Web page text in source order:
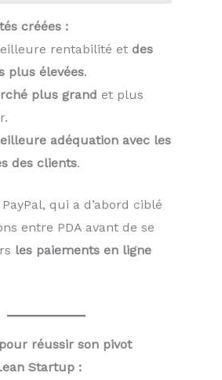
créées :
rentabilité et des
plus élevées.
plus grand et plus
adéquation avec les
des clients.
PayPal, qui a d’abord ciblé
entre PDA avant de se
les paiements en ligne
réussir son pivot
Startup :